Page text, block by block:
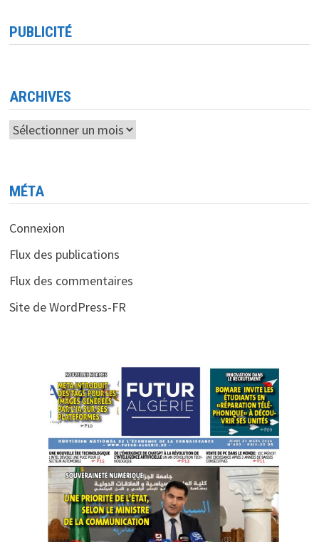
DISPOSITIF
SKD/CKD.
RESCOUSSE
PUBLICITÉ
ARCHIVES
Archives
MÉTA
Connexion
Flux des publications
Flux des commentaires
Site de WordPress-FR